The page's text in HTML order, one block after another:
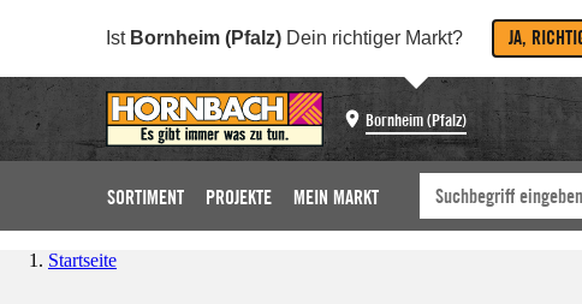
Ist Bornheim (Pfalz) Dein richtiger Markt? JA,
Bornheim (Pfalz)
SORTIMENT PROJEKTE MEIN MARKT
Startseite